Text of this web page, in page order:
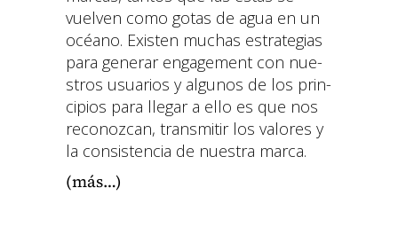
vuel­ven como gotas de agua en un
océano. Exis­ten muchas estrate­gias
para gener­ar engage­ment con nue­
stros usuar­ios y algunos de los prin­
ci­p­ios para lle­gar a ello es que nos
reconoz­can, trans­mi­tir los val­ores y
la con­sis­ten­cia de nues­tra mar­ca.
(más…)